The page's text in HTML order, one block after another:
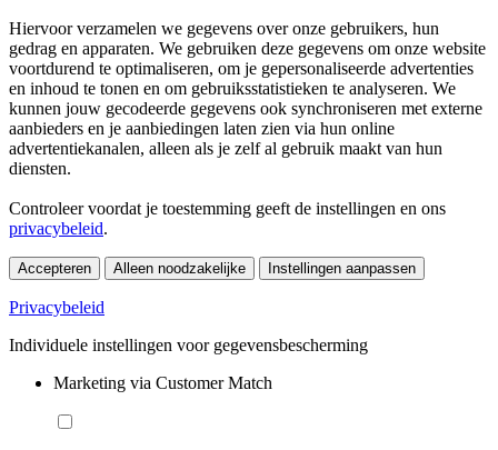
Hiervoor verzamelen we gegevens over onze gebruikers, hun
gedrag en apparaten. We gebruiken deze gegevens om onze website
voortdurend te optimaliseren, om je gepersonaliseerde advertenties
en inhoud te tonen en om gebruiksstatistieken te analyseren. We
kunnen jouw gecodeerde gegevens ook synchroniseren met externe
aanbieders en je aanbiedingen laten zien via hun online
advertentiekanalen, alleen als je zelf al gebruik maakt van hun
diensten.
Controleer voordat je toestemming geeft de instellingen en ons
privacybeleid.
Accepteren Alleen noodzakelijke Instellingen aanpassen
Privacybeleid
Individuele instellingen voor gegevensbescherming
Marketing via Customer Match